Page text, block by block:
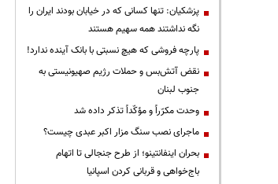
پزشکیان: تنها کسانی که در خیابان بودند ایران را
نگه نداشتند همه سهیم هستند
پارچه فروشی که هیچ نسبتی با بانک آینده ندارد!
نقض آتش‌بس و حملات رژیم صهیونیستی به
جنوب لبنان
وحدت مکرّراً و مؤکّداً تذکر داده شد
ماجرای نصب سنگ مزار اکبر عبدی چیست؟
بحران اینفانتینو؛ از طرح جنجالی تا اتهام
باج‌خواهی و قربانی کردن اسپانیا